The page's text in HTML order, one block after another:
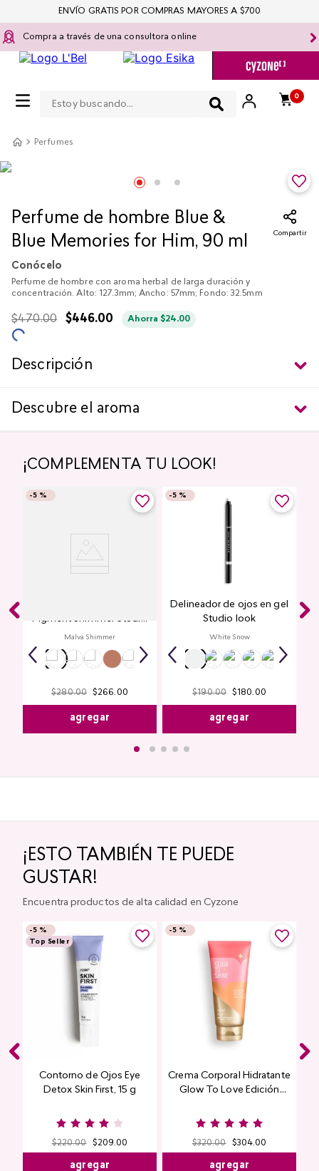
Compra a través de una consultora online
0
ENVÍO GRATIS POR COMPRAS MAYORES A $700
Perfumes
Perfume de hombre Blue &
Blue Memories for Him, 90 ml
Compartir
Conócelo
Perfume de hombre con aroma herbal de larga duración y
concentración. Alto: 127.3mm; Ancho: 57mm; Fondo: 32.5mm
$470.00 $446.00 Ahorra$24.00
Descripción
Descubre el aroma
¡COMPLEMENTA TU LOOK!
-5 %
Pigment Shimmer Studio
Look
Malva Shimmer
$280.00 $266.00
agregar
-5 %
Delineador de ojos en gel
Studio look
White Snow
$190.00 $180.00
agregar
¡ESTO TAMBIÉN TE PUEDE
GUSTAR!
Encuentra productos de alta calidad en Cyzone
-5 %
Top Seller
Contorno de Ojos Eye
Detox Skin First, 15 g
$220.00 $209.00
agregar
-5 %
Crema Corporal Hidratante
Glow To Love Edición
$320.00 $304.00
agregar